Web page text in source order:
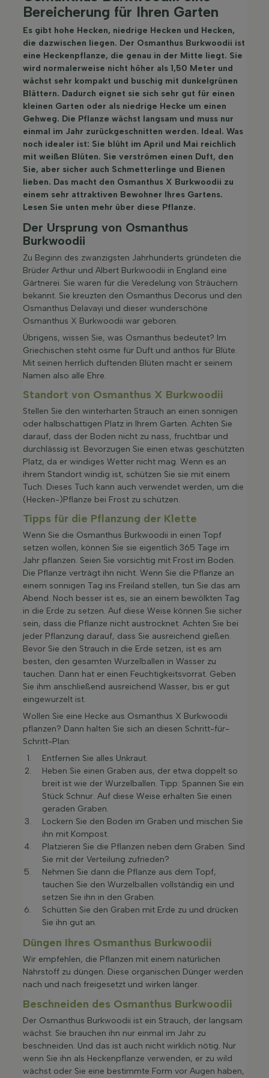
Bereicherung für Ihren Garten
Es gibt hohe Hecken, niedrige Hecken und Hecken,
die dazwischen liegen. Der Osmanthus Burkwoodii ist
eine Heckenpflanze, die genau in der Mitte liegt. Sie
wird normalerweise nicht höher als 1,50 Meter und
wächst sehr kompakt und buschig mit dunkelgrünen
Blättern. Dadurch eignet sie sich sehr gut für einen
kleinen Garten oder als niedrige Hecke um einen
Gehweg. Die Pflanze wächst langsam und muss nur
einmal im Jahr zurückgeschnitten werden. Ideal. Was
noch idealer ist: Sie blüht im April und Mai reichlich
mit weißen Blüten. Sie verströmen einen Duft, den
Sie, aber sicher auch Schmetterlinge und Bienen
lieben. Das macht den Osmanthus X Burkwoodii zu
einem sehr attraktiven Bewohner Ihres Gartens.
Lesen Sie unten mehr über diese Pflanze.
Der Ursprung von Osmanthus
Burkwoodii
Zu Beginn des zwanzigsten Jahrhunderts gründeten die
Brüder Arthur und Albert Burkwoodii in England eine
Gärtnerei. Sie waren für die Veredelung von Sträuchern
bekannt. Sie kreuzten den Osmanthus Decorus und den
Osmanthus Delavayi und dieser wunderschöne
Osmanthus X Burkwoodii war geboren.
Übrigens, wissen Sie, was Osmanthus bedeutet? Im
Griechischen steht osme für Duft und anthos für Blüte.
Mit seinen herrlich duftenden Blüten macht er seinem
Namen also alle Ehre.
Standort von Osmanthus X Burkwoodii
Stellen Sie den winterharten Strauch an einen sonnigen
oder halbschattigen Platz in Ihrem Garten. Achten Sie
darauf, dass der Boden nicht zu nass, fruchtbar und
durchlässig ist. Bevorzugen Sie einen etwas geschützten
Platz, da er windiges Wetter nicht mag. Wenn es an
ihrem Standort windig ist, schützen Sie sie mit einem
Tuch. Dieses Tuch kann auch verwendet werden, um die
(Hecken-)Pflanze bei Frost zu schützen.
Tipps für die Pflanzung der Klette
Wenn Sie die Osmanthus Burkwoodii in einen Topf
setzen wollen, können Sie sie eigentlich 365 Tage im
Jahr pflanzen. Seien Sie vorsichtig mit Frost im Boden.
Die Pflanze verträgt ihn nicht. Wenn Sie die Pflanze an
einem sonnigen Tag ins Freiland stellen, tun Sie das am
Abend. Noch besser ist es, sie an einem bewölkten Tag
in die Erde zu setzen. Auf diese Weise können Sie sicher
sein, dass die Pflanze nicht austrocknet. Achten Sie bei
jeder Pflanzung darauf, dass Sie ausreichend gießen.
Bevor Sie den Strauch in die Erde setzen, ist es am
besten, den gesamten Wurzelballen in Wasser zu
tauchen. Dann hat er einen Feuchtigkeitsvorrat. Geben
Sie ihm anschließend ausreichend Wasser, bis er gut
eingewurzelt ist.
Wollen Sie eine Hecke aus Osmanthus X Burkwoodii
pflanzen? Dann halten Sie sich an diesen Schritt-für-
Schritt-Plan:
Entfernen Sie alles Unkraut.
Heben Sie einen Graben aus, der etwa doppelt so
breit ist wie der Wurzelballen. Tipp: Spannen Sie ein
Stück Schnur. Auf diese Weise erhalten Sie einen
geraden Graben.
Lockern Sie den Boden im Graben und mischen Sie
ihn mit Kompost.
Platzieren Sie die Pflanzen neben dem Graben. Sind
Sie mit der Verteilung zufrieden?
Nehmen Sie dann die Pflanze aus dem Topf,
tauchen Sie den Wurzelballen vollständig ein und
setzen Sie ihn in den Graben.
Schütten Sie den Graben mit Erde zu und drücken
Sie ihn gut an.
Düngen Ihres Osmanthus Burkwoodii
Wir empfehlen, die Pflanzen mit einem natürlichen
Nährstoff zu düngen. Diese organischen Dünger werden
nach und nach freigesetzt und wirken länger.
Beschneiden des Osmanthus Burkwoodii
Der Osmanthus Burkwoodii ist ein Strauch, der langsam
wächst. Sie brauchen ihn nur einmal im Jahr zu
beschneiden. Und das ist auch nicht wirklich nötig. Nur
wenn Sie ihn als Heckenpflanze verwenden, er zu wild
wächst oder Sie eine bestimmte Form vor Augen haben,